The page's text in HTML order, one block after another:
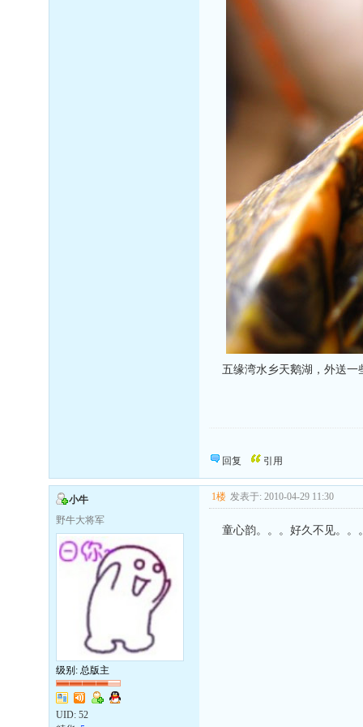
五缘湾水乡天鹅湖，外送
回复
引用
小牛
野牛大将军
级别: 总版主
UID: 52
1楼 发表于: 2010-04-29 11:30
童心韵。。。好久不见。。